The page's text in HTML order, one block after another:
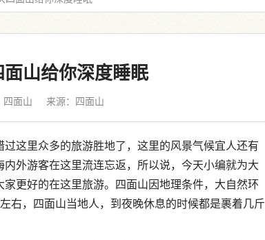
山给你深度睡眠
四面山 来源： 四面山
这里众多的旅游胜地了，这里的风景气候宜人还有
外游客在这里流连忘返，所以说，今天小编就为大
更好的在这里旅游。 四面山因地理条件，大自然环
右，四面山当地人，到夜晚休息的时候都是裹着几斤